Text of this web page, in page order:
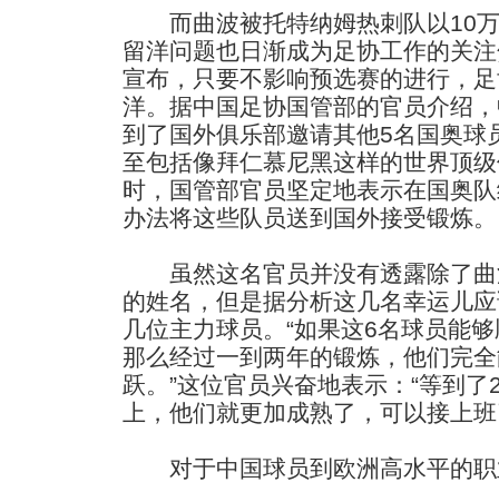
而曲波被托特纳姆热刺队以10万
留洋问题也日渐成为足协工作的关
宣布，只要不影响预选赛的进行，
洋。据中国足协国管部的官员介绍
到了国外俱乐部邀请其他5名国奥球
至包括像拜仁慕尼黑这样的世界顶
时，国管部官员坚定地表示在国奥
办法将这些队员送到国外接受锻炼。
虽然这名官员并没有透露除了曲
的姓名，但是据分析这几名幸运儿
几位主力球员。“如果这6名球员能
那么经过一到两年的锻炼，他们完
跃。”这位官员兴奋地表示：“等到
上，他们就更加成熟了，可以接上
对于中国球员到欧洲高水平的职